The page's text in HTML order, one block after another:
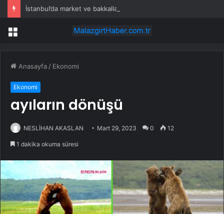
Menü
Anasayfa / Ekonomi
Ekonomi
ayıların dönüşü
NESLİHAN AKASLAN Mart 29, 2023 0 12
1 dakika okuma süresi